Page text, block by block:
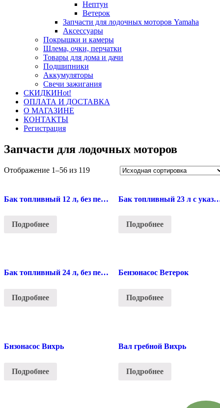
Нептун
Ветерок
Запчасти для лодочных моторов Yamaha
Аксессуары
Покрышки и камеры
Шлема, очки, перчатки
Товары для дома и дачи
Подшипники
Аккумуляторы
Свечи зажигания
СКИДКИHot!
ОПЛАТА И ДОСТАВКА
О МАГАЗИНЕ
КОНТАКТЫ
Регистрация
Запчасти для лодочных моторов
Отображение 1–56 из 119
Бак топливный 12 л, без переходника
Подробнее
Бак топливный 23 л с указателем
Подробнее
Бак топливный 24 л, без переходника
Подробнее
Бензонасос Ветерок
Подробнее
Бнзонасос Вихрь
Подробнее
Вал гребной Вихрь
Подробнее